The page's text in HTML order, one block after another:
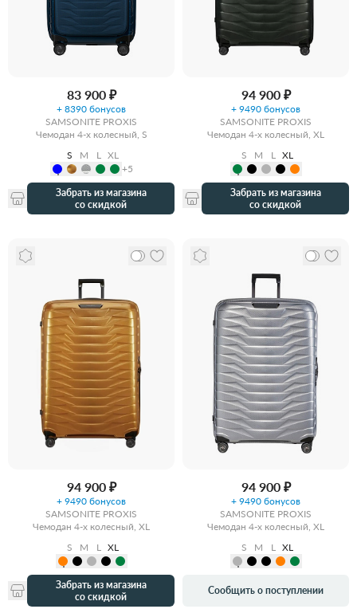
83 900 ₽
+ 8390 бонусов
SAMSONITE PROXIS
Чемодан 4-х колесный, S
S
M L XL
+5
Забрать из магазина
со скидкой
94 900 ₽
+ 9490 бонусов
SAMSONITE PROXIS
Чемодан 4-х колесный, XL
S
M L XL
Забрать из магазина
со скидкой
94 900 ₽
+ 9490 бонусов
SAMSONITE PROXIS
Чемодан 4-х колесный, XL
S
M L XL
Забрать из магазина
со скидкой
94 900 ₽
+ 9490 бонусов
SAMSONITE PROXIS
Чемодан 4-х колесный, XL
S
M L XL
Сообщить о поступлении